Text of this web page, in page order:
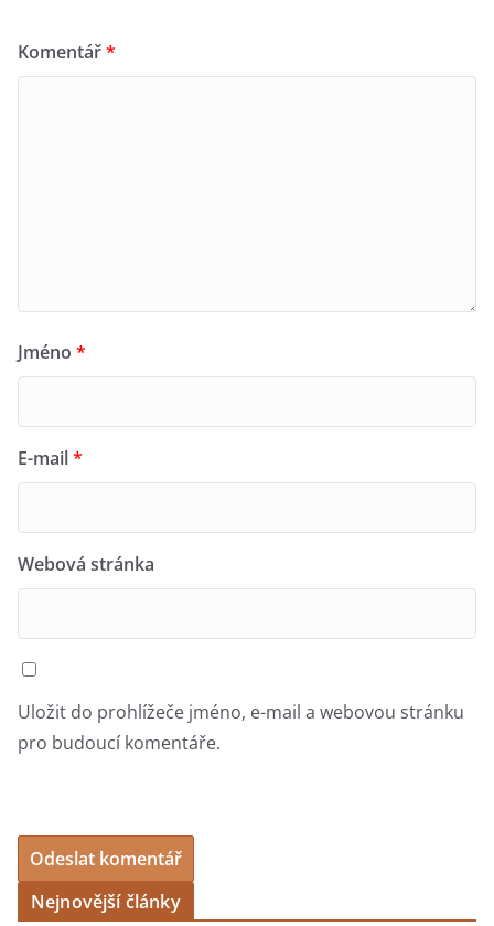
Komentář*
Jméno *
E-mail*
Webová stránka
Uložit do prohlížeče jméno, e-mail a webovou stránku
pro budoucí komentáře.
Nejnovější články